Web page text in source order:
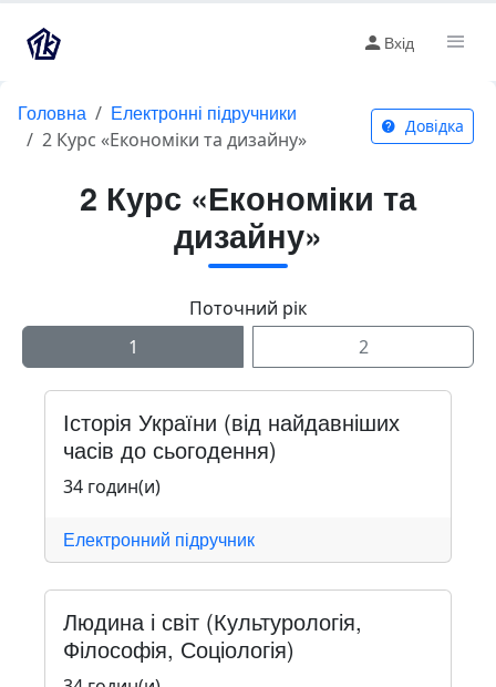
Вхід
Головна Електронні підручники
2 Курс «Економіки та дизайну»
Довідка
2 Курс «Економіки та
дизайну»
Поточний рік
1
2
Історія України (від найдавніших
часів до сьогодення)
34 годин(и)
Електронний підручник
Людина і світ (Культурологія,
Філософія, Соціологія)